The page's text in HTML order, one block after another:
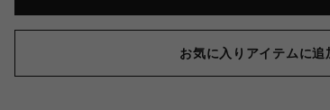
お気に入りアイテムに追